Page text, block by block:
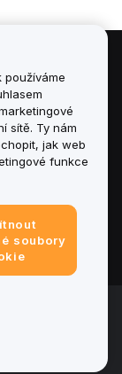
sítě. Ty nám
jak web
funkce
soubory